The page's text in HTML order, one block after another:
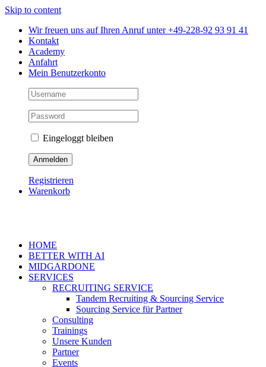
Skip to content
Wir freuen uns auf Ihren Anruf unter +49-228-92 93 91 41
Kontakt
Academy
Anfahrt
Mein Benutzerkonto
Eingeloggt bleiben
Registrieren
Warenkorb
HOME
BETTER WITH AI
MIDGARDONE
SERVICES
RECRUITING SERVICE
Tandem Recruiting & Sourcing Service
Sourcing Service für Partner
Consulting
Trainings
Unsere Kunden
Partner
Events